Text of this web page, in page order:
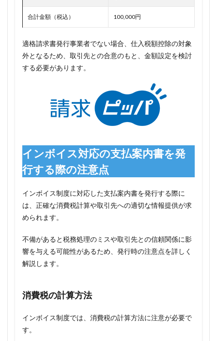
合計金額（税込） 100,000円
適格請求書発行事業者でない場合、仕入税額控除の対象
外となるため、取引先との合意のもと、金額設定を検討
する必要があります。
インボイス対応の支払案内書を発
行する際の注意点
インボイス制度に対応した支払案内書を発行する際に
は、正確な消費税計算や取引先への適切な情報提供が求
められます。
不備があると税務処理のミスや取引先との信頼関係に影
響を与える可能性があるため、発行時の注意点を詳しく
解説します。
消費税の計算方法
インボイス制度では、消費税の計算方法に注意が必要で
す。